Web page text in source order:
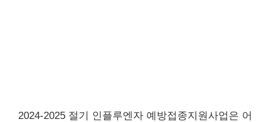
2024-2025 절기 인플루엔자 예방접종지원사업은 어